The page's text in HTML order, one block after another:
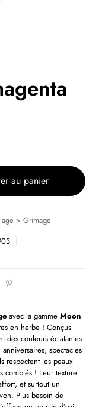
au panier
> Grimage
avec la gamme Moon
en herbe ! Conçus
des couleurs éclatantes
spectacles
respectent les peaux
comblés ! Leur texture
et surtout un
Plus besoin de